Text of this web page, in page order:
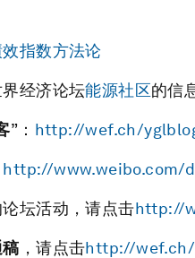
指数方法论
经济论坛能源社区的信
”： http://wef.ch/
http://www.weibo.com/
坛活动，请点击http://
，请点击http://